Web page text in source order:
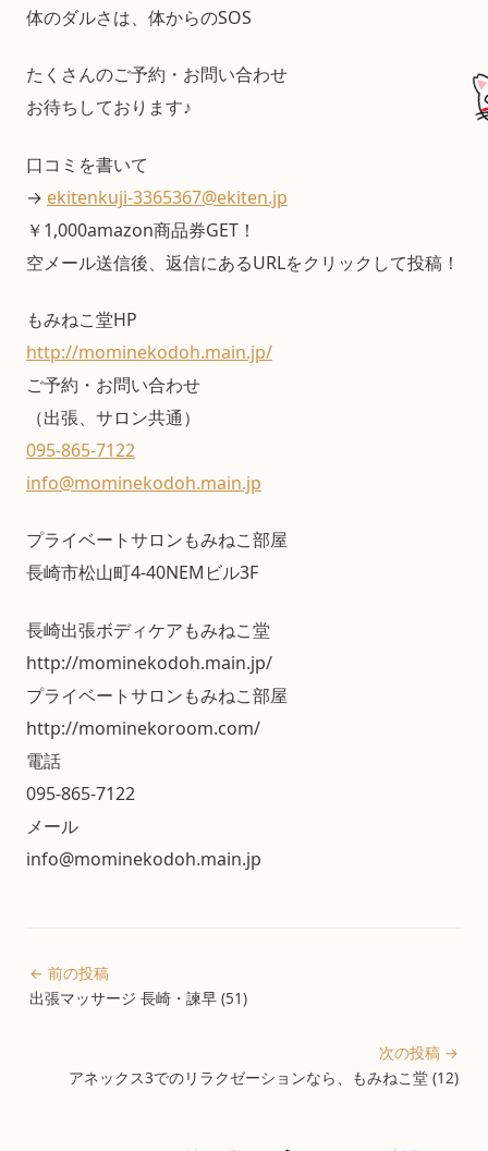
体のダルさは、体からのSOS
たくさんのご予約・お問い合わせ
お待ちしております♪
口コミを書いて
→ ekitenkuji-3365367@ekiten.jp
￥1,000amazon商品券GET！
空メール送信後、返信にあるURLをクリックして投稿！
もみねこ堂HP
http://mominekodoh.main.jp/
ご予約・お問い合わせ
（出張、サロン共通）
095-865-7122
info@mominekodoh.main.jp
プライベートサロンもみねこ部屋
長崎市松山町4-40NEMビル3F
長崎出張ボディケアもみねこ堂
http://mominekodoh.main.jp/
プライベートサロンもみねこ部屋
http://mominekoroom.com/
電話
095-865-7122
メール
info@mominekodoh.main.jp
← 前の投稿
出張マッサージ 長崎・諫早 (51)
次の投稿 →
アネックス3でのリラクゼーションなら、もみねこ堂 (12)